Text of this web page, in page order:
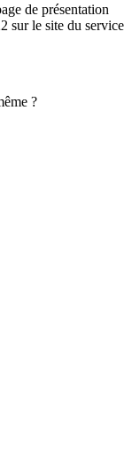
de présentation
sur le site du service
?